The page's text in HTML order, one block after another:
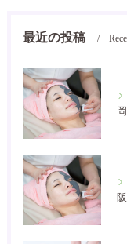
最近の投稿